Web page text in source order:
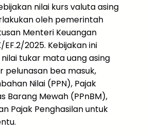
nilai kurs valuta asing
oleh pemerintah
Menteri Keuangan
2025. Kebijakan ini
tukar mata uang asing
pelunasan bea masuk,
Nilai (PPN), Pajak
Barang Mewah (PPnBM),
Pajak Penghasilan untuk